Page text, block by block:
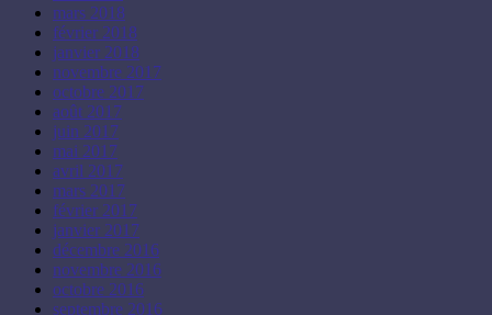
mars 2018
février 2018
janvier 2018
novembre 2017
octobre 2017
août 2017
juin 2017
mai 2017
avril 2017
mars 2017
février 2017
janvier 2017
décembre 2016
novembre 2016
octobre 2016
septembre 2016